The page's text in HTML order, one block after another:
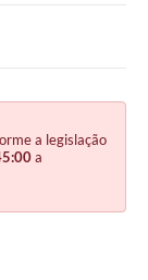
a legislação
a